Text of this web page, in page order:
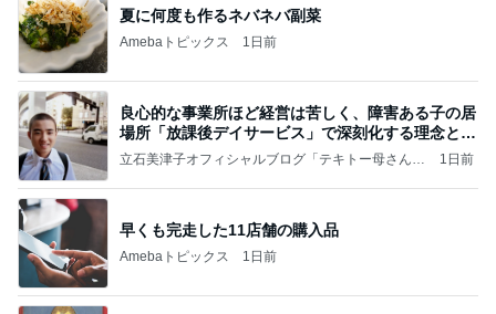
夏に何度も作るネバネバ副菜
Amebaトピックス 1日前
良心的な事業所ほど経営は苦しく、障害ある子の居
場所「放課後デイサービス」で深刻化する理念と現
実の
立石美津子オフィシャルブログ「テキトー母さんの
1日前
早くも完走した11店舗の購入品
Amebaトピックス 1日前